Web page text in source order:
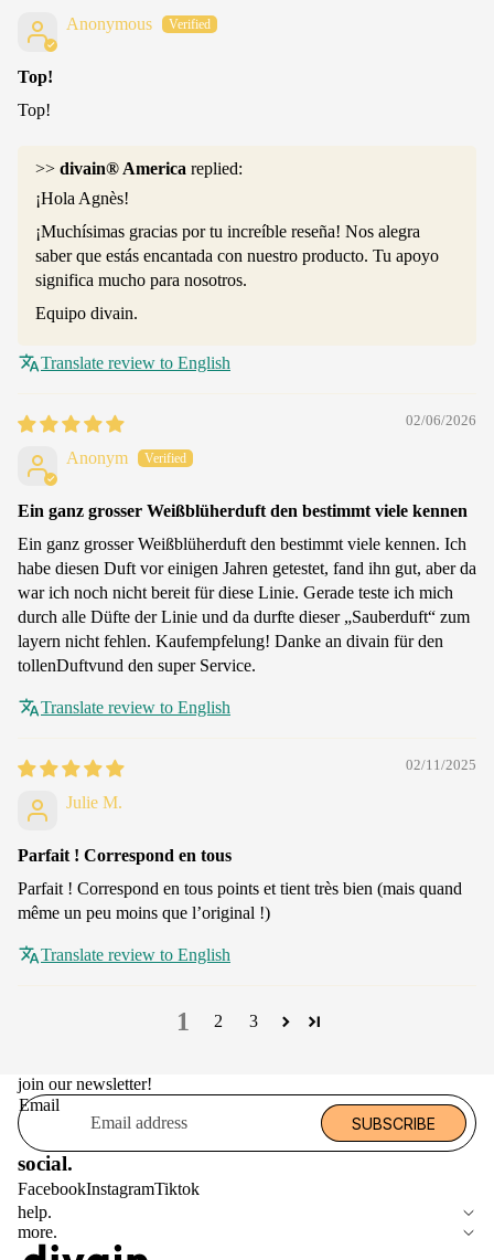
Anonymous
Top!
Top!
>> divain® America replied:
¡Hola Agnès!
¡Muchísimas gracias por tu increíble reseña! Nos alegra
saber que estás encantada con nuestro producto. Tu apoyo
significa mucho para nosotros.
Equipo divain.
Translate review to English
02/06/2026
Anonym
Ein ganz grosser Weißblüherduft den bestimmt viele kennen
Ein ganz grosser Weißblüherduft den bestimmt viele kennen. Ich
habe diesen Duft vor einigen Jahren getestet, fand ihn gut, aber da
war ich noch nicht bereit für diese Linie. Gerade teste ich mich
durch alle Düfte der Linie und da durfte dieser „Sauberduft“ zum
layern nicht fehlen. Kaufempfelung! Danke an divain für den
tollenDuftvund den super Service.
Translate review to English
02/11/2025
Julie M.
Parfait ! Correspond en tous
Parfait ! Correspond en tous points et tient très bien (mais quand
même un peu moins que l’original !)
Translate review to English
1 2 3
join our newsletter!
Email
SUBSCRIBE
social.
FacebookInstagramTiktok
help.
more.